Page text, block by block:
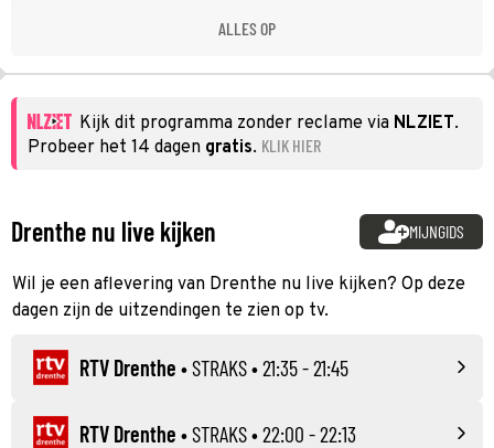
ALLES OP
Kijk dit programma zonder reclame via NLZIET.
Probeer het 14 dagen gratis. KLIK HIER
Drenthe nu live kijken MIJNGIDS
Wil je een aflevering van Drenthe nu live kijken? Op deze
dagen zijn de uitzendingen te zien op tv.
RTV Drenthe •STRAKS• 21:35 - 21:45
RTV Drenthe •STRAKS• 22:00 - 22:13